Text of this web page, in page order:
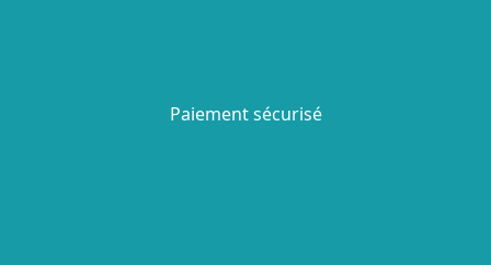
Paiement sécurisé